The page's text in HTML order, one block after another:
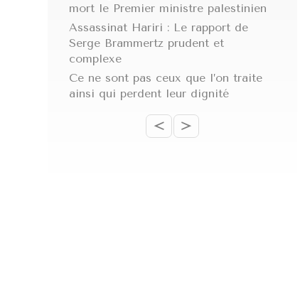
mort le Premier ministre palestinien
Assassinat Hariri : Le rapport de
Serge Brammertz prudent et
complexe
Ce ne sont pas ceux que l’on traite
ainsi qui perdent leur dignité
< >